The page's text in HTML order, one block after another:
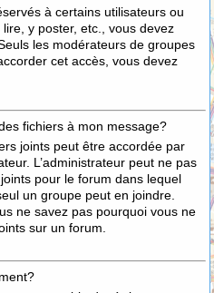
à certains utilisateurs ou
y poster, etc., vous devez
les modérateurs de groupes
cet accès, vous devez
fichiers à mon message?
joints peut être accordée par
L’administrateur peut ne pas
pour le forum dans lequel
un groupe peut en joindre.
ne savez pas pourquoi vous ne
sur un forum.